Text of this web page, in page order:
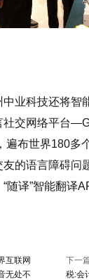
科技还将智
社交网络平台
遍布世界180多
的语言障碍问
随译”智能翻译
互联网
无处不
下一
税:会